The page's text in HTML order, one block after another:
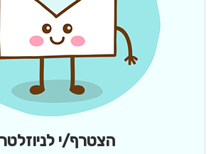
הצטרף/י לניוזלטר